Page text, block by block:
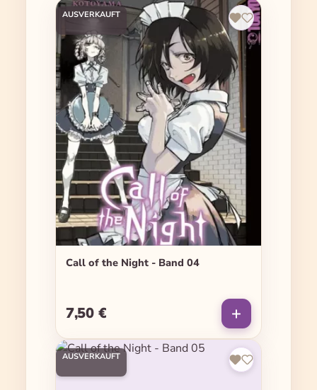
AUSVERKAUFT
Call of the Night - Band 04
Regulärer Preis:
7,50 €
AUSVERKAUFT